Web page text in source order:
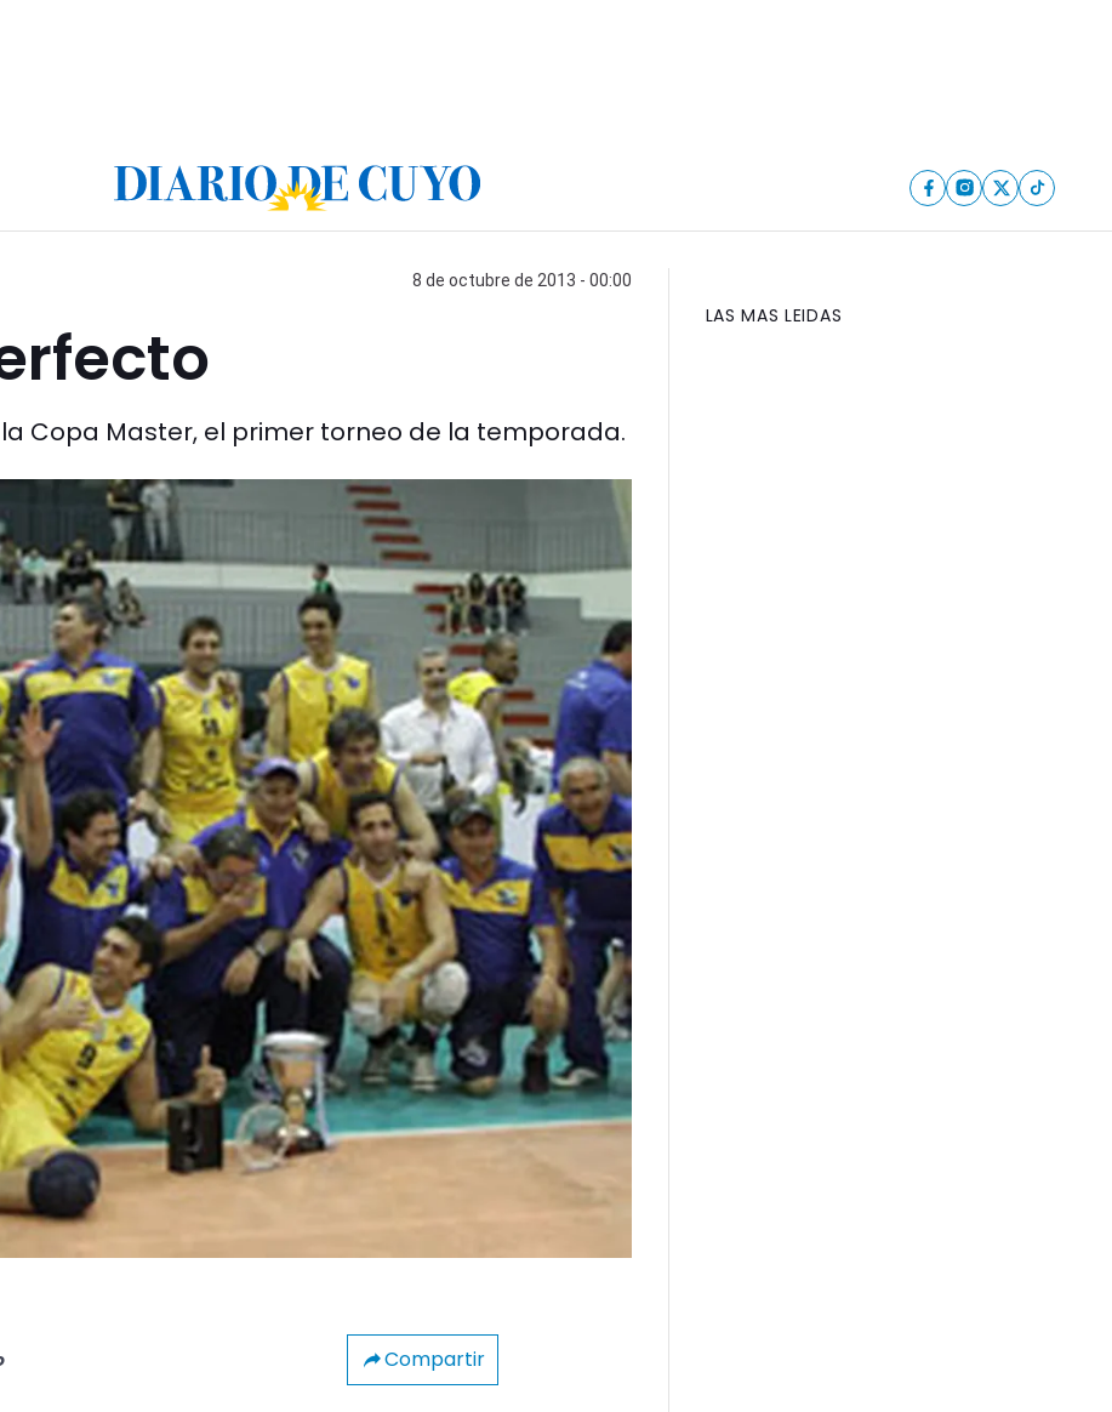
8 de octubre de 2013 - 00:00
Copa Master, el primer torneo de la temporada.
Compartir
LAS MAS LEIDAS